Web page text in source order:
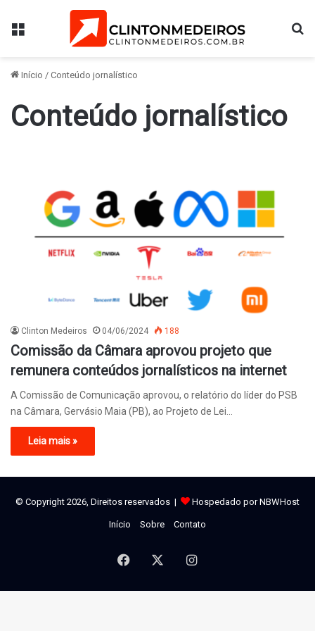
Menu
Início / Conteúdo jornalístico
Conteúdo jornalístico
Clinton Medeiros 04/06/2024 188
Comissão da Câmara aprovou projeto que
remunera conteúdos jornalísticos na internet
A Comissão de Comunicação aprovou, o relatório do líder do PSB
na Câmara, Gervásio Maia (PB), ao Projeto de Lei…
Leia mais »
© Copyright 2026, Direitos reservados | Hospedado por NBWHost
Início Sobre Contato
Facebook Instagram